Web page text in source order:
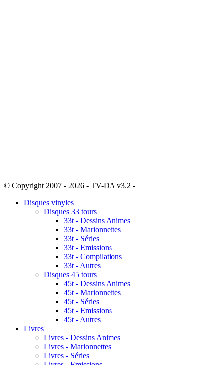
© Copyright 2007 - 2026 - TV-DA v3.2 -
Disques vinyles
Disques 33 tours
33t - Dessins Animes
33t - Marionnettes
33t - Séries
33t - Emissions
33t - Compilations
33t - Autres
Disques 45 tours
45t - Dessins Animes
45t - Marionnettes
45t - Séries
45t - Emissions
45t - Autres
Livres
Livres - Dessins Animes
Livres - Marionnettes
Livres - Séries